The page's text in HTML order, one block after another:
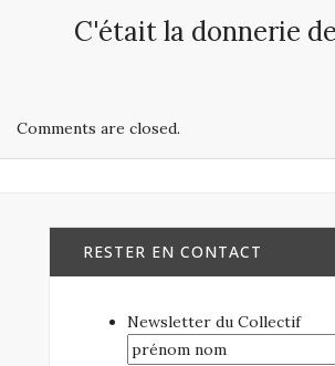
C'était la donnerie
Comments are closed.
RESTER EN CONTACT
Newsletter du Collectif